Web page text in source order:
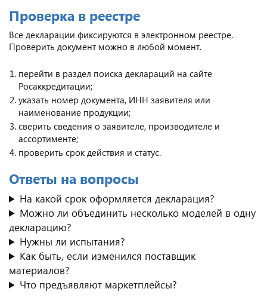
Проверка в реестре
Все декларации фиксируются в электронном реестре.
Проверить документ можно в любой момент.
перейти в раздел поиска деклараций на сайте
Росаккредитации;
указать номер документа, ИНН заявителя или
наименование продукции;
сверить сведения о заявителе, производителе и
ассортименте;
проверить срок действия и статус.
Ответы на вопросы
На какой срок оформляется декларация?
Можно ли объединить несколько моделей в одну
декларацию?
Нужны ли испытания?
Как быть, если изменился поставщик
материалов?
Что предъявляют маркетплейсы?